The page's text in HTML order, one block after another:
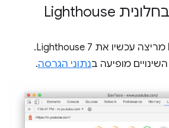
מריצה עכשיו את Lighthouse 7.
מופיעה בנתוני הגרסה.